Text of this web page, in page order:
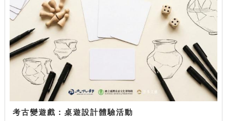
考古變遊戲：桌遊設計體驗活動